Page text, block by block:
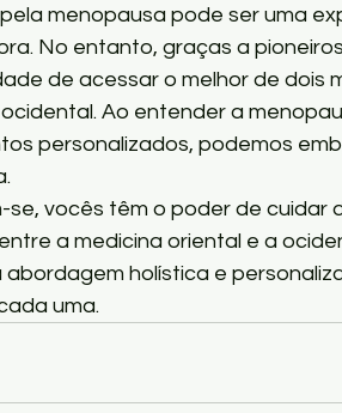
menopausa pode ser uma
No entanto, graças a
de acessar o melhor de dois
Ao entender a
personalizados, podemos
se, vocês têm o poder de cuidar
a medicina oriental e a
abordagem holística e
uma.